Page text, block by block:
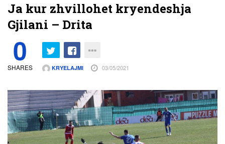
Ja kur zhvillohet kryendeshja
Gjilani – Drita
0
SHARES KRYELAJMI 03/05/2021